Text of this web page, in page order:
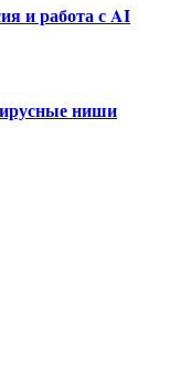
и работа с AI
ниши